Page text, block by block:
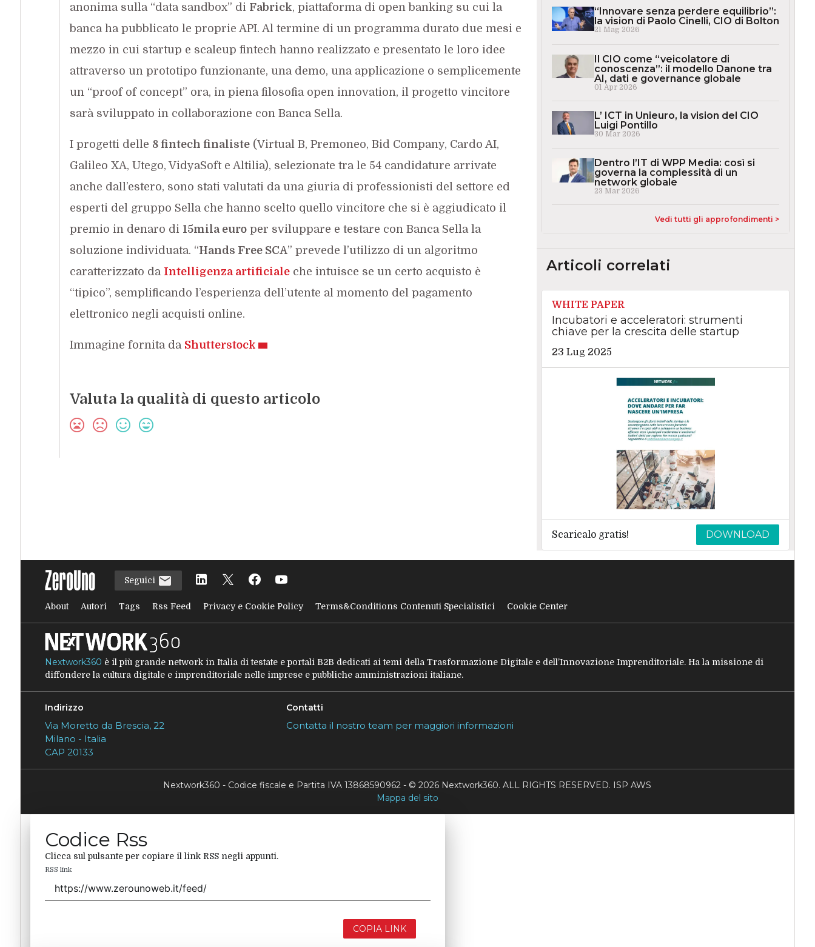
anonima sulla “data sandbox” di Fabrick, piattaforma di open banking su cui la
banca ha pubblicato le proprie API. Al termine di un programma durato due mesi e
mezzo in cui startup e scaleup fintech hanno realizzato e presentato le loro idee
attraverso un prototipo funzionante, una demo, una applicazione o semplicemente
un “proof of concept” ora, in piena filosofia open innovation, il progetto vincitore
sarà sviluppato in collaborazione con Banca Sella.
I progetti delle 8 fintech finaliste(Virtual B, Premoneo, Bid Company, Cardo AI,
Galileo XA, Utego, VidyaSoft e Altilia), selezionate tra le 54 candidature arrivate
anche dall’estero, sono stati valutati da una giuria di professionisti del settore ed
esperti del gruppo Sella che hanno scelto quello vincitore che si è aggiudicato il
premio in denaro di 15mila europer sviluppare e testare con Banca Sella la
soluzione individuata. “Hands Free SCA” prevede l’utilizzo di un algoritmo
caratterizzato da Intelligenza artificialeche intuisce se un certo acquisto è
“tipico”, semplificando l’esperienza dell’utente al momento del pagamento
elettronico negli acquisti online.
Immagine fornita da Shutterstock
Valuta la qualità di questo articolo
“Innovare senza perdere equilibrio”:
la vision di Paolo Cinelli, CIO di Bolton
21 Mag 2026
Il CIO come “veicolatore di
conoscenza”: il modello Danone tra
AI, dati e governance globale
01 Apr 2026
L’ ICT in Unieuro, la vision del CIO
Luigi Pontillo
30 Mar 2026
Dentro l’IT di WPP Media: così si
governa la complessità di un
network globale
23 Mar 2026
Vedi tutti gli approfondimenti >
Articoli correlati
WHITE PAPER
Incubatori e acceleratori: strumenti
chiave per la crescita delle startup
23 Lug 2025
Scaricalo gratis! DOWNLOAD
Seguici
About Autori Tags Rss Feed Privacy e Cookie Policy Terms&Conditions Contenuti Specialistici Cookie Center
Nextwork360 è il più grande network in Italia di testate e portali B2B dedicati ai temi della Trasformazione Digitale e dell’Innovazione Imprenditoriale. Ha la missione di
diffondere la cultura digitale e imprenditoriale nelle imprese e pubbliche amministrazioni italiane.
Indirizzo
Via Moretto da Brescia, 22
Milano - Italia
CAP 20133
Contatti
Contatta il nostro team per maggiori informazioni
Nextwork360 - Codice fiscale e Partita IVA 13868590962 - © 2026 Nextwork360. ALL RIGHTS RESERVED. ISP AWS
Mappa del sito
Codice Rss
Clicca sul pulsante per copiare il link RSS negli appunti.
RSS link
COPIA LINK